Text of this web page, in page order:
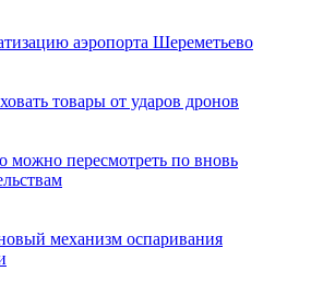
аэропорта Шереметьево
товары от ударов дронов
можно пересмотреть по вновь
механизм оспаривания